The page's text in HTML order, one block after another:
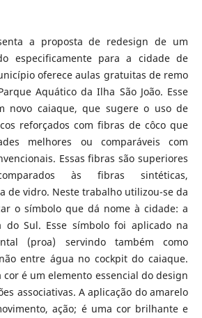
a proposta de redesign de um
especificamente para a cidade de
oferece aulas gratuitas de remo
Aquático da Ilha São João. Esse
novo caiaque, que sugere o uso de
reforçados com fibras de côco que
melhores ou comparáveis com
Essas fibras são superiores
às fibras sintéticas,
de vidro. Neste trabalho utilizou-se da
o símbolo que dá nome à cidade: a
do Sul. Esse símbolo foi aplicado na
(proa) servindo também como
entre água no cockpit do caiaque.
cor é um elemento essencial do design
associativas. A aplicação do amarelo
ação; é uma cor brilhante e